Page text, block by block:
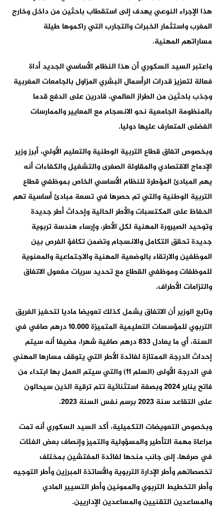
هذا الإجراء النوعي يهدف إلى استقطاب باحثين من داخل وخارج
المغرب واستثمار الخبرات والتجارب التي راكموها طيلة
مساراتهم المهنية.
واعتبر السيد السكوري أن هذا النظام الأساسي الجديد أداة
فعالة لتعزيز قدرات الرأسمال البشري المزاول بالجامعات المغربية
وجذب باحثين من الطراز العالمي، قادرين على الدفع قدما
بالمنظومة الجامعية نحو الانسجام مع المعايير والممارسات
الفضلى المتعارف عليها دوليا.
وبخصوص اتفاق قطاع التربية الوطنية والتعليم الأولي، أبرز وزير
الإدماج الاقتصادي والمقاولة الصغرى والتشغيل والكفاءات أنه
يهم المبادئ المؤطرة للنظام الأساسي الخاص بموظفي قطاع
التربية الوطنية والتي تم حصرها في تسعة مبادئ أساسية تهم
الحفاظ على المكتسبات والأطر الحالية وإحداث أطر جديدة
وتوحيد الصيرورة المهنية لكل الأطر، وإرساء هندسة تربوية
جديدة تحقق التكامل والانسجام وتضمن تكافؤ الفرص بين
الموظفين والارتقاء بالوضعية المهنية والاجتماعية والمعنوية
للموظفات وموظفي القطاع مع تحديد سريات مفعول الاتفاق
والتزامات الأطراف.
وتابع الوزير أن الاتفاق يشمل كذلك تعويضا ماديا لتحفيز الفريق
التربوي للمؤسسات التعليمية المتميزة 10.000 درهم صافي في
السنة، أي ما يعادل 833 درهم صافية شهرا، مضيفا أنه سيتم
إحداث الدرجة الممتازة لفائدة الأطر التي يتوقف مسارها المهني
في الدرجة الأولى (السلم 11) والتي سيتم العمل بها ابتداء من
فاتح يناير 2024 وبصفة استثنائية تتم ترقية الذين سيحالون
على التقاعد سنة 2023 برسم نفس السنة 2023.
وبخصوص التعويضات التكميلية، أكد السيد السكوري أنه تمت
مراعاة مهمة التأطير والمسؤولية والتميز وإنصاف بعض الفئات
في صرفها، إلى جانب منحها لفائدة المفتشين بمختلف
تخصصاتهم وأطر الإدارة التربوية والأساتذة المبرزين وأطر التوجيه
وأطر التخطيط التربوي والممونين وأطر التسيير المادي
والمساعدين التقنيين والمساعدين الإداريين.